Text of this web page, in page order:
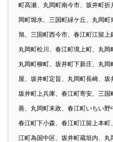
町高瀬、丸岡町南今市、坂井町
岡町堀水、三国町緑ケ丘、丸岡
旭、三国町西今市、春江町江留上
丸岡町松川、春江町境上町、丸岡
丸岡町柳町、坂井町下新庄、丸
屋、坂井町定旨、丸岡町長崎、坂
坂井町上兵庫、春江町寄安、三
善、丸岡町末政、春江町いちい野
春江町下小森、春江町江留上本
江町為国中区、坂井町蔵垣内、